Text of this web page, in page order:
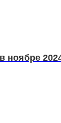
ноябре